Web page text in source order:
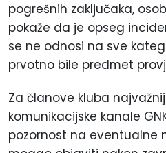
pogrešnih zaključaka,
pokaže da je opseg
se ne odnosi na sve
prvotno bile predmet
Za članove kluba
komunikacijske kanale
pozornost na eventualne